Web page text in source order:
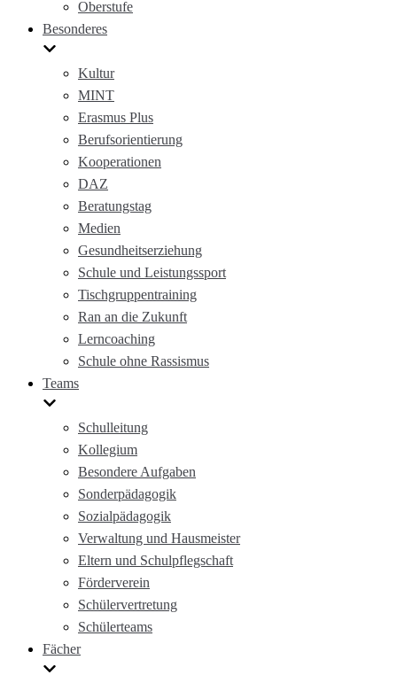
Oberstufe
Besonderes
Kultur
MINT
Erasmus Plus
Berufsorientierung
Kooperationen
DAZ
Beratungstag
Medien
Gesundheitserziehung
Schule und Leistungssport
Tischgruppentraining
Ran an die Zukunft
Lerncoaching
Schule ohne Rassismus
Teams
Schulleitung
Kollegium
Besondere Aufgaben
Sonderpädagogik
Sozialpädagogik
Verwaltung und Hausmeister
Eltern und Schulpflegschaft
Förderverein
Schülervertretung
Schülerteams
Fächer